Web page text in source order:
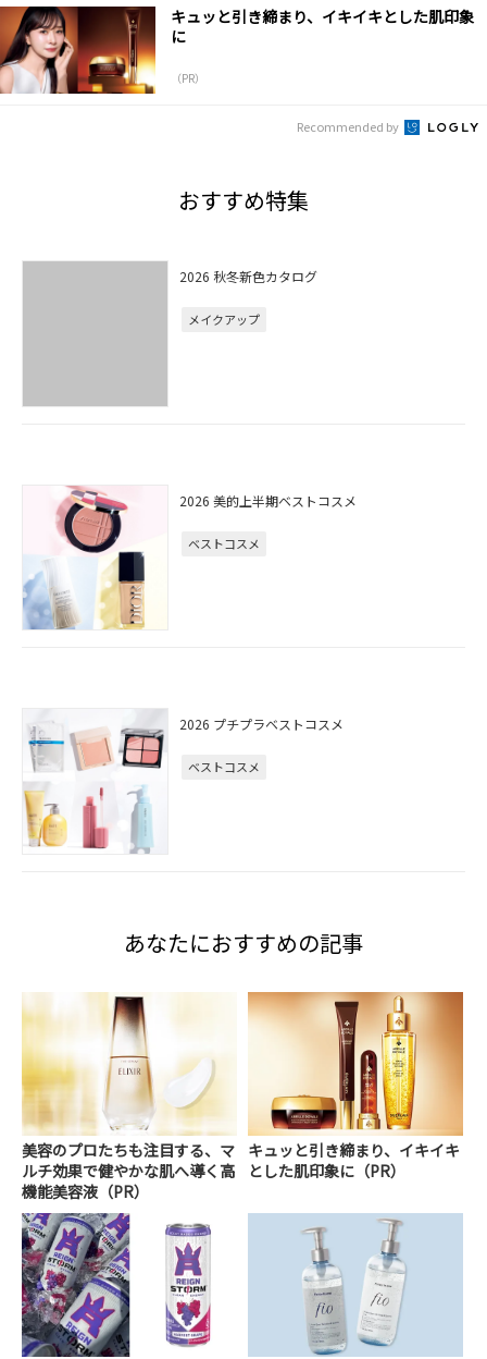
キュッと引き締まり、イキイキとした肌印象
に
（PR）
Recommended by
おすすめ特集
2026 秋冬新色カタログ
メイクアップ
2026 美的上半期ベストコスメ
ベストコスメ
2026 プチプラベストコスメ
ベストコスメ
あなたにおすすめの記事
美容のプロたちも注目する、マ
ルチ効果で健やかな肌へ導く高
機能美容液（PR）
キュッと引き締まり、イキイキ
とした肌印象に（PR）